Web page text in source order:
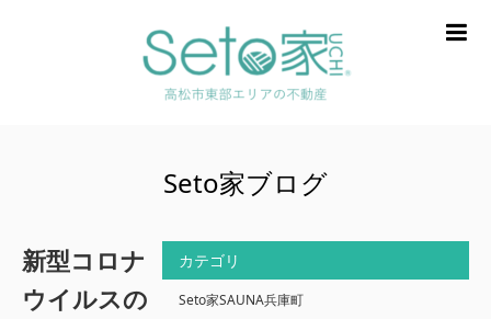
Seto家ブログ
新型コロナ
ウイルスの
カテゴリ
Seto家SAUNA兵庫町